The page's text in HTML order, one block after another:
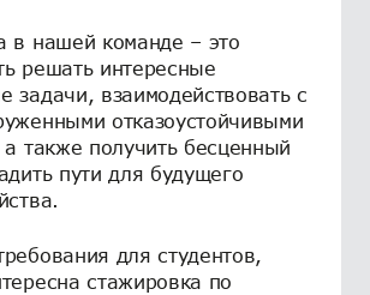
в нашей команде – это
решать интересные
задачи, взаимодействовать с
отказоустойчивыми
также получить бесценный
пути для будущего
для студентов,
стажировка по